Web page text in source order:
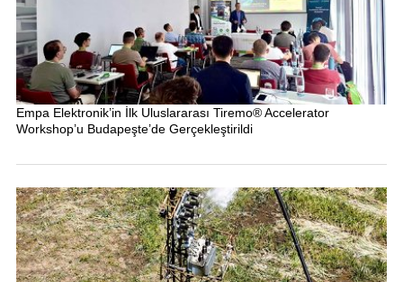
Empa Elektronik’in İlk Uluslararası Tiremo® Accelerator
Workshop’u Budapeşte’de Gerçekleştirildi